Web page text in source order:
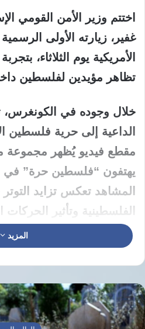
اختتم وزير الأمن القومي
غفير، زيارته الأولى
الأمريكية يوم الثلاثاء،
تظاهر مؤيدين لفلسطين
خلال وجوده في الكونغرس،
الداعية إلى حرية فلسطين
مقطع فيديو يُظهر مجموعة
يهتفون “فلسطين حرة” في
المشاهد تعكس تزايد
الفلسطينية وتأثير الحركات
الولايات المتحدة.
بينما لم يكشف بن غفير عن
مع مسؤولي إدارة ترامب
الزيارة قد أثارت ردود
تبرز الأصوات المنادية
المزيد